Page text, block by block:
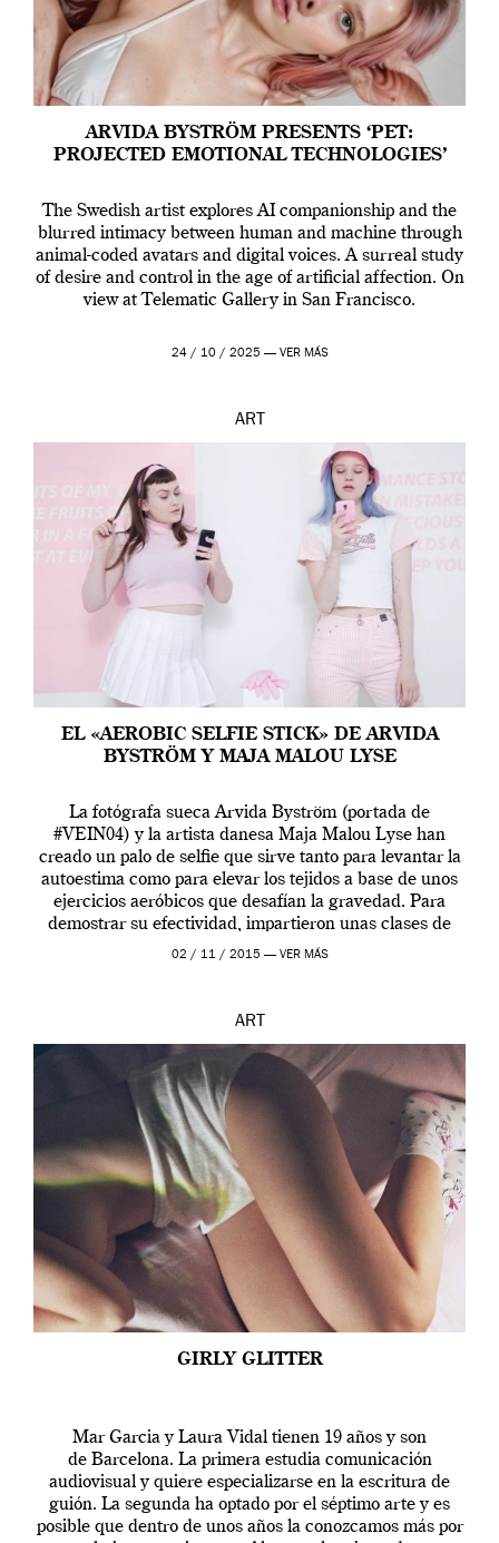
ARVIDA BYSTRÖM PRESENTS ‘PET:
PROJECTED EMOTIONAL TECHNOLOGIES’
The Swedish artist explores AI companionship and the
blurred intimacy between human and machine through
animal-coded avatars and digital voices. A surreal study
of desire and control in the age of artificial affection. On
view at Telematic Gallery in San Francisco.
24 / 10 / 2025 — VER MÁS
ART
EL «AEROBIC SELFIE STICK» DE ARVIDA
BYSTRÖM Y MAJA MALOU LYSE
La fotógrafa sueca Arvida Byström (portada de
#VEIN04) y la artista danesa Maja Malou Lyse han
creado un palo de selfie que sirve tanto para levantar la
autoestima como para elevar los tejidos a base de unos
ejercicios aeróbicos que desafían la gravedad. Para
demostrar su efectividad, impartieron unas clases de
prueba en el Tate […]
02 / 11 / 2015 — VER MÁS
ART
GIRLY GLITTER
Mar Garcia y Laura Vidal tienen 19 años y son
de Barcelona. La primera estudia comunicación
audiovisual y quiere especializarse en la escritura de
guión. La segunda ha optado por el séptimo arte y es
posible que dentro de unos años la conozcamos más por